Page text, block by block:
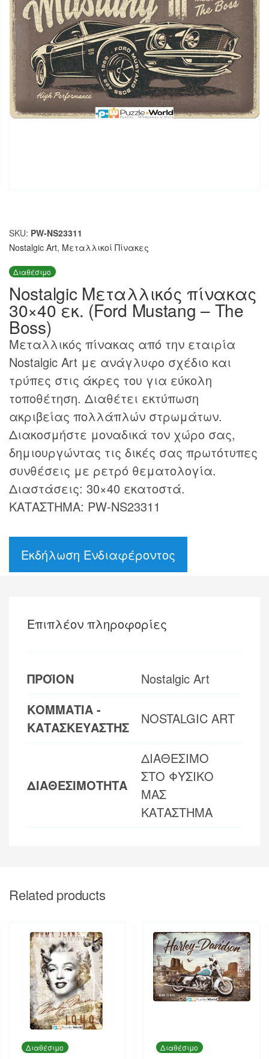
SKU: PW-NS23311
Nostalgic Art, Μεταλλικοί Πίνακες
Διαθέσιμο
Nostalgic Μεταλλικός πίνακας
30×40 εκ. (Ford Mustang – The
Boss)
Μεταλλικός πίνακας από την εταιρία
Nostalgic Art με ανάγλυφο σχέδιο και
τρύπες στις άκρες του για εύκολη
τοποθέτηση. Διαθέτει εκτύπωση
ακριβείας πολλάπλών στρωμάτων.
Διακοσμήστε μοναδικά τον χώρο σας,
δημιουργώντας τις δικές σας πρωτότυπες
συνθέσεις με ρετρό θεματολογία.
Διαστάσεις: 30×40 εκατοστά.
ΚΑΤΑΣΤΗΜΑ: PW-NS23311
Εκδήλωση Ενδιαφέροντος
Επιπλέον πληροφορίες
ΠΡΟΪΟΝ
Nostalgic Art
ΚΟΜΜΑΤΙΑ -
ΚΑΤΑΣΚΕΥΑΣΤΗΣ
NOSTALGIC ART
ΔΙΑΘΕΣΙΜΟΤΗΤΑ
ΔΙΑΘΕΣΙΜΟ
ΣΤΟ ΦΥΣΙΚΟ
ΜΑΣ
ΚΑΤΑΣΤΗΜΑ
Related products
Διαθέσιμο Διαθέσιμο